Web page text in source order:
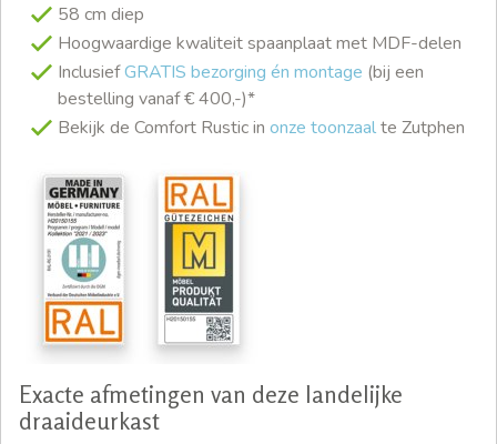
58 cm diep
Hoogwaardige kwaliteit spaanplaat met MDF-delen
InclusiefGRATIS bezorging én montage (bij een
bestelling vanaf € 400,-)*
Bekijk de Comfort Rustic in onze toonzaalte Zutphen
Exacte afmetingen van deze landelijke
draaideurkast